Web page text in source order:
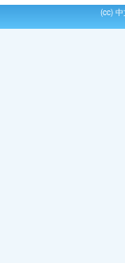
(cc)中